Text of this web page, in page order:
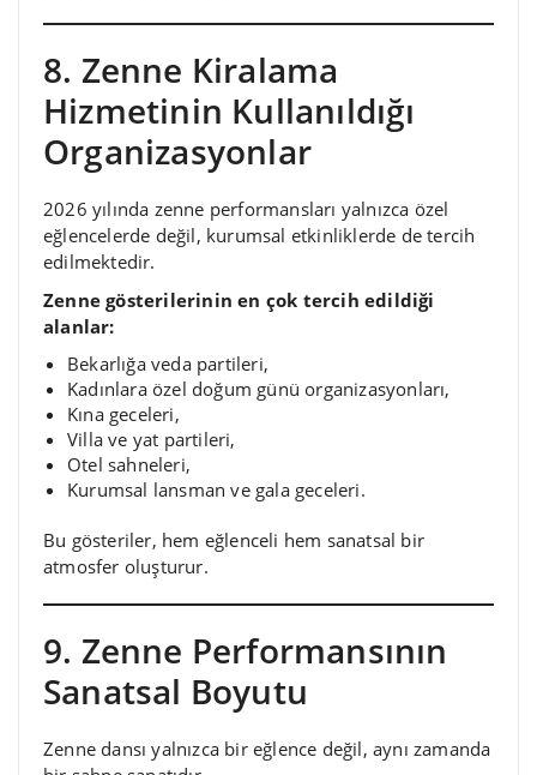
8. Zenne Kiralama
Hizmetinin Kullanıldığı
Organizasyonlar
2026 yılında zenne performansları yalnızca özel
eğlencelerde değil, kurumsal etkinliklerde de tercih
edilmektedir.
Zenne gösterilerinin en çok tercih edildiği
alanlar:
Bekarlığa veda partileri,
Kadınlara özel doğum günü organizasyonları,
Kına geceleri,
Villa ve yat partileri,
Otel sahneleri,
Kurumsal lansman ve gala geceleri.
Bu gösteriler, hem eğlenceli hem sanatsal bir
atmosfer oluşturur.
9. Zenne Performansının
Sanatsal Boyutu
Zenne dansı yalnızca bir eğlence değil, aynı zamanda